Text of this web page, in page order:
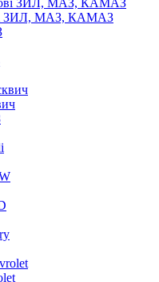
ЗИЛ, МАЗ, КАМАЗ